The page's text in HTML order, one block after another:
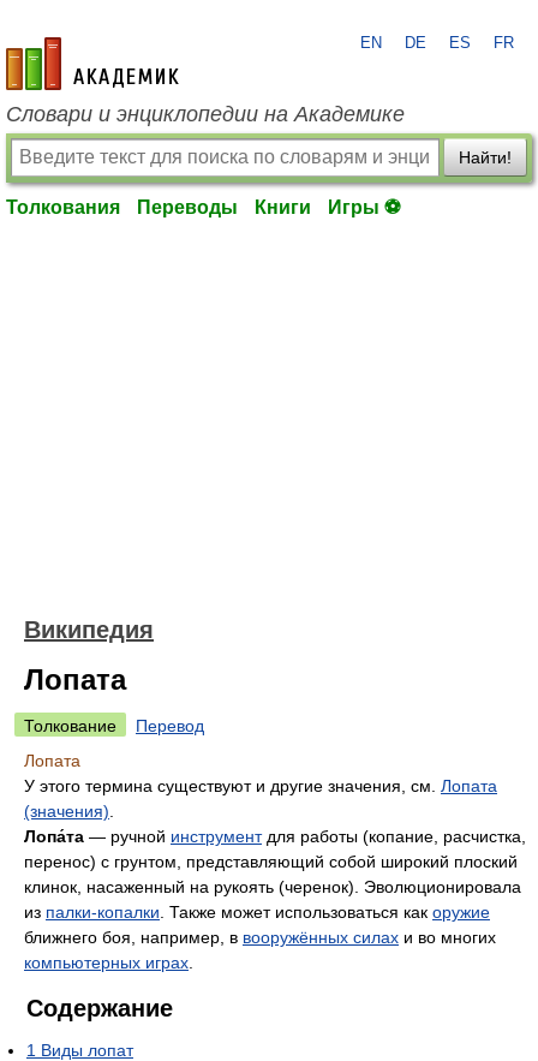
academic.ru
EN DE ES FR
Словари и энциклопедии на Академике
Найти!
Толкования Переводы Книги Игры ⚽
Википедия
Лопата
Толкование
Перевод
Лопата
У этого термина существуют и другие значения, см. Лопата
(значения)
Лопа́та — ручной инструментдля работы (копание, расчистка,
перенос) с грунтом, представляющий собой широкий плоский
клинок, насаженный на рукоять (черенок). Эволюционировала
из палки-копалки . Также может использоваться как оружие
ближнего боя, например, в вооружённых силах и во многих
компьютерных играх
Содержание
1 Виды лопат